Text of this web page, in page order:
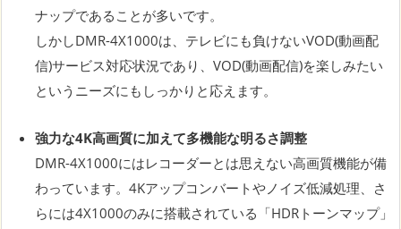
ナップであることが多いです。
しかしDMR-4X1000は、テレビにも負けないVOD(動画配
信)サービス対応状況であり、VOD(動画配信)を楽しみたい
というニーズにもしっかりと応えます。
強力な4K高画質に加えて多機能な明るさ調整
DMR-4X1000にはレコーダーとは思えない高画質機能が備
わっています。4Kアップコンバートやノイズ低減処理、さ
らには4X1000のみに搭載されている「HDRトーンマップ」